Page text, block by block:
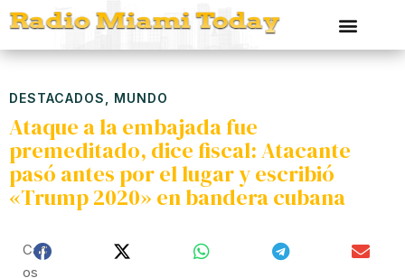
DESTACADOS MUNDO
Ataque a la embajada fue
premeditado, dice fiscal: Atacante
pasó antes por el lugar y escribió
«Trump 2020» en bandera cubana
Carl
Os